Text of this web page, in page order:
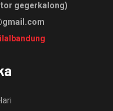
gegerkalong)